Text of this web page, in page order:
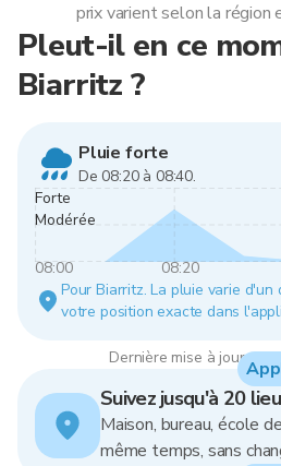
Pleut-il en ce
Biarritz ?
Pluie forte
De 08:20 à 08:40.
Forte
Modérée
08:00 08:20
Pour Biarritz. La pluie varie
votre position exacte dans
Dernière mise à jour :
prix varient selon la région
Suivez jusqu'à 20
Maison, bureau, école
même temps, sans